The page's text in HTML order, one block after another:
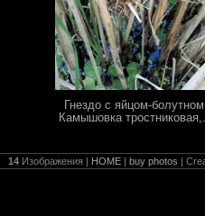
Гнездо с яйцом-
Камышовка
14 Изображения | HOME | buy photos |